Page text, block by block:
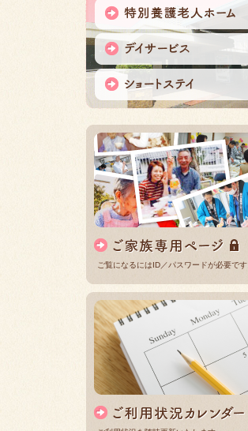
ご覧になるにはID／パスワードが必要です